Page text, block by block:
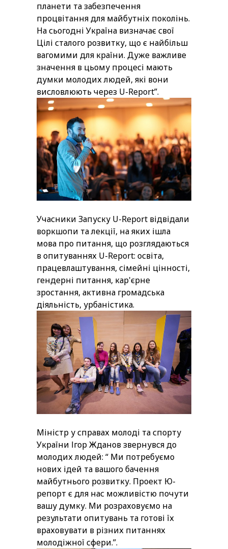
планети та забезпечення
процвітання для майбутніх поколінь.
На сьогодні Україна визначає свої
Цілі сталого розвитку, що є найбільш
вагомими для країни. Дуже важливе
значення в цьому процесі мають
думки молодих людей, які вони
висловлюють через U-Report”.
Учасники Запуску U-Report відвідали
воркшопи та лекції, на яких ішла
мова про питання, що розглядаються
в опитуваннях U-Report: освіта,
працевлаштування, сімейні цінності,
гендерні питання, кар'єрне
зростання, активна громадська
діяльність, урбаністика.
Міністр у справах молоді та спорту
України Ігор Жданов звернувся до
молодих людей: “ Ми потребуємо
нових ідей та вашого бачення
майбутнього розвитку. Проект Ю-
репорт є для нас можливістю почути
вашу думку. Ми розраховуємо на
результати опитувань та готові їх
враховувати в різних питаннях
молодіжної сфери.”.